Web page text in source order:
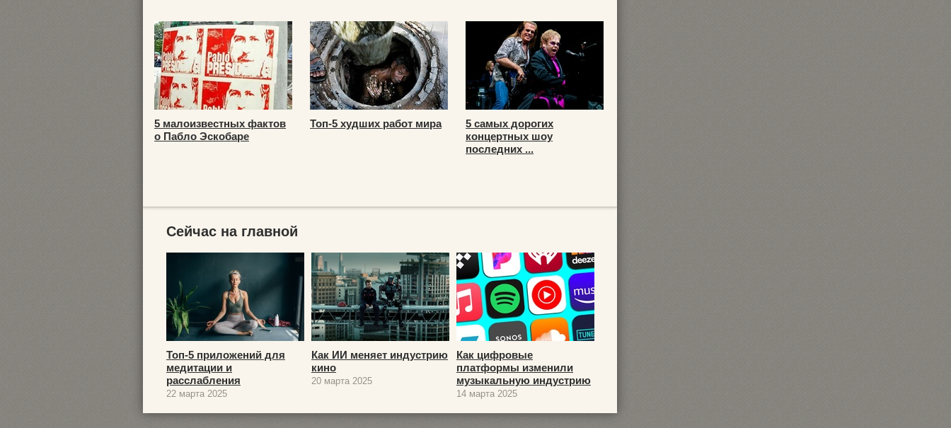
5 малоизвестных фактов
о Пабло Эскобаре
Топ-5 худших работ мира
5 самых дорогих
концертных шоу
последних ...
Сейчас на главной
Топ-5 приложений для
медитации и
расслабления
22 марта 2025
Как ИИ меняет индустрию
кино
20 марта 2025
Как цифровые
платформы изменили
музыкальную индустрию
14 марта 2025